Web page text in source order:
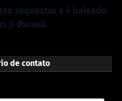
sequestro e é baleado
Ji-Paraná
de contato